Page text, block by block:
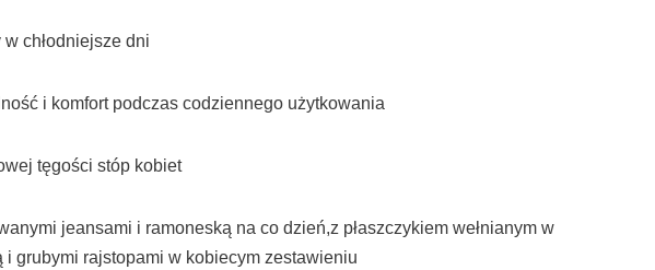
chłodniejsze dni
i komfort podczas codziennego użytkowania
tęgości stóp kobiet
jeansami i ramoneską na co dzień,z płaszczykiem wełnianym w
grubymi rajstopami w kobiecym zestawieniu